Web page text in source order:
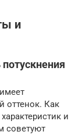
и
оттенок. Как
и
советуют